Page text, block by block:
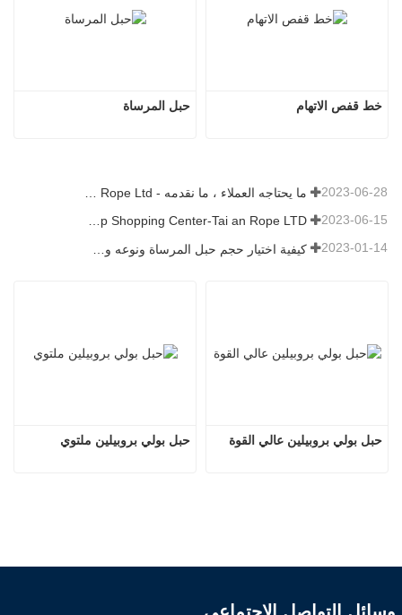
حبل المرساة خط قفص الاتهام
2023-06-28
Rope Factory-One Stop Shopping Center-Tai an Rope LTD 2023-06-15
2023-01-14
حبل بولي بروبيلين ملتوي حبل بولي بروبيلين عالي القوة
وسائل التواصل الاجتماعي